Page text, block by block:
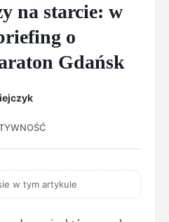
na starcie: w
o
Gdańsk
w tym artykule